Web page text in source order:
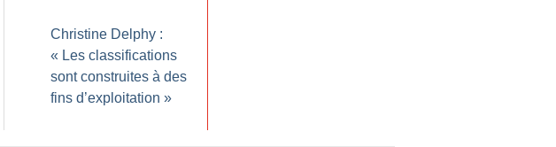
Christine Delphy :
« Les classifications
sont construites à des
fins d’exploitation »